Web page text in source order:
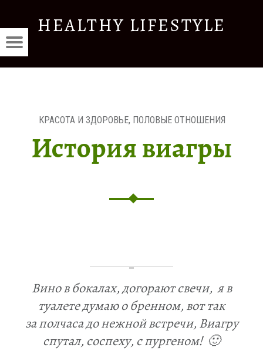
ИСТОРИЯ
ВИАГРЫ
HEALTHY LIFESTYLE
и
Menu
История виагры
КРАСОТА И ЗДОРОВЬЕ, ПОЛОВЫЕ ОТНОШЕНИЯ
Вино в бокалах, догорают свечи, я в
туалете думаю о бренном, вот так
за полчаса до нежной встречи, Виагру
спутал, соспеху, с пургеном! 🙂